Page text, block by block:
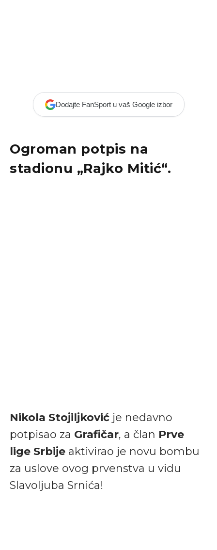
Dodajte FanSport u vaš Google izbor
Ogroman potpis na
stadionu „Rajko Mitić“.
Nikola Stojiljković je nedavno
potpisao za Grafičar, a član Prve
lige Srbije aktivirao je novu bombu
za uslove ovog prvenstva u vidu
Slavoljuba Srnića!